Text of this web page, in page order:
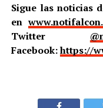
Sigue las noticias
en
Twitter
Facebook:https://